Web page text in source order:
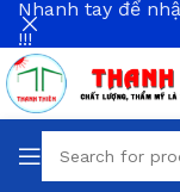
Nhanh tay để
!!!